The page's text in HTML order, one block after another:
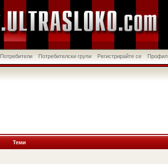
Потребители Потребителски групи Регистрирайте се Профил
Теми